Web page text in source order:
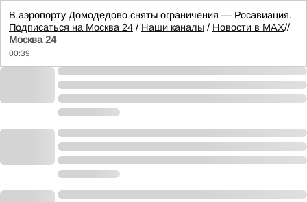
В аэропорту Домодедово сняты ограничения — Росавиация.
Подписаться на Москва 24 / Наши каналы / Новости в MAX//
Москва 24
00:39